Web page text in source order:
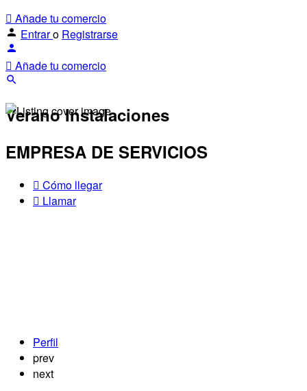
Añade tu comercio
Entraro Registrarse
Añade tu comercio
Verano Instalaciones
EMPRESA DE SERVICIOS
Cómo llegar
Llamar
Perfil
prev
next